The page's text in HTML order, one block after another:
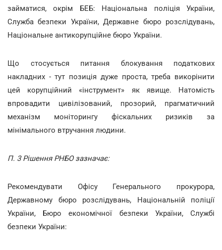
займатися, окрім БЕБ: Національна поліція України,
Служба безпеки України, Державне бюро розслідувань,
Національне антикорупційне бюро України.
Що стосується питання блокування податкових
накладних - тут позиція дуже проста, треба викорінити
цей корупційний «інструмент» як явище. Натомість
впровадити цивілізований, прозорий, прагматичний
механізм моніторингу фіскальних ризиків за
мінімального втручання людини.
П. 3 Рішення РНБО зазначає:
Рекомендувати Офісу Генерального прокурора,
Державному бюро розслідувань, Національній поліції
України, Бюро економічної безпеки України, Службі
безпеки України: